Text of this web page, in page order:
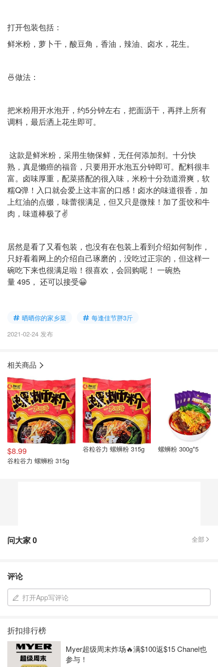
打开包装包括：
鲜米粉，萝卜干，酸豆角，香油，辣油、卤水，花生。
🍜做法：
把米粉用开水泡开，约5分钟左右，把面沥干，再拌上所有
调料，最后洒上花生即可。
这款是鲜米粉，采用生物保鲜，无任何添加剂。十分快
熟，真是懒癌的福音，只要用开水泡五分钟即可。配料很丰
富。卤味厚重，配菜搭配的很入味，米粉十分劲道滑爽，软
糯Q弹！入口就会爱上这丰富的口感！卤水的味道很香，加
上红油的点缀，味蕾很满足，但又只是微辣！加了蛋饺和牛
肉，味道棒极了✌️
居然是看了又看包装，也没有在包装上看到介绍如何制作，
只好看着网上的介绍自己琢磨的，没吃过正宗的，但这样一
碗吃下来也很满足啦！很喜欢，会回购呢！ 一碗热
量 495， 还可以接受😀
晒晒你的家乡菜
每逢佳节胖3斤
2021-02-24 发布
相关商品
$8.99
谷粒谷力 螺蛳粉 315g
谷粒谷力 螺蛳粉 315g 螺蛳粉 300g*5
问大家0 全部
评论
打开App写评论
折扣排行榜
Myer超级周末炸场🔥满$100返$15 Chanel也
参与！